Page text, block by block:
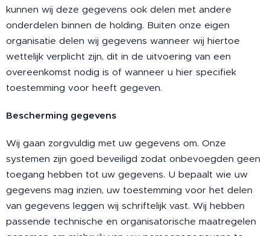
kunnen wij deze gegevens ook delen met andere
onderdelen binnen de holding. Buiten onze eigen
organisatie delen wij gegevens wanneer wij hiertoe
wettelijk verplicht zijn, dit in de uitvoering van een
overeenkomst nodig is of wanneer u hier specifiek
toestemming voor heeft gegeven.
Bescherming gegevens
Wij gaan zorgvuldig met uw gegevens om. Onze
systemen zijn goed beveiligd zodat onbevoegden geen
toegang hebben tot uw gegevens. U bepaalt wie uw
gegevens mag inzien, uw toestemming voor het delen
van gegevens leggen wij schriftelijk vast. Wij hebben
passende technische en organisatorische maatregelen